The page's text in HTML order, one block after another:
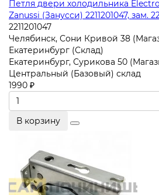
Петля двери холодильника
Zanussi (Занусси) 2211201047, зам.
2211201047
Челябинск, Сони Кривой 38
Екатеринбург (Склад)
Екатеринбург, Сурикова 50
Центральный (Базовый) склад
1990 ₽
В корзину